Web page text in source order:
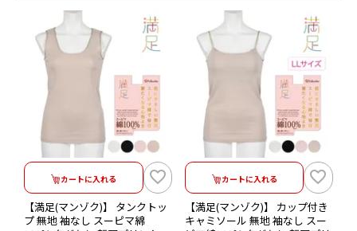
カートに入れる
【満足(マンゾク)】 タンクトッ
プ 無地 袖なし スーピマ綿
カートに入れる
【満足(マンゾク)】 カップ付き
キャミソール 無地 袖なし スー